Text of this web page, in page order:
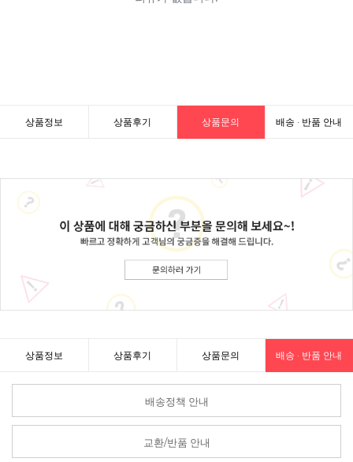
상품정보 상품후기 상품문의 배송 · 반품 안내
상품정보 상품후기 상품문의 배송 · 반품 안내
배송정책 안내
교환/반품 안내